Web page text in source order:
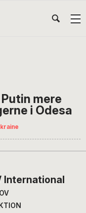
mere
i Odesa
International